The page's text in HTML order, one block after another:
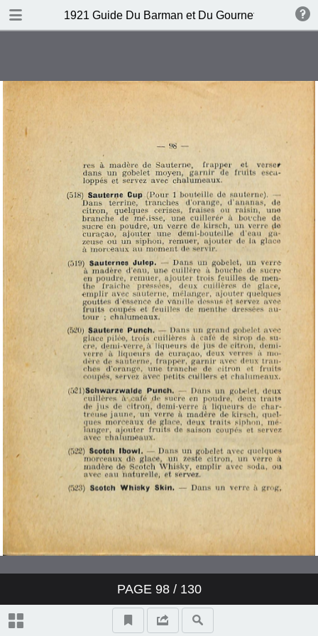
1921 Guide Du Barman et Du Gournet Chic (1ere
PAGE 98/ 130
DOWNLOAD